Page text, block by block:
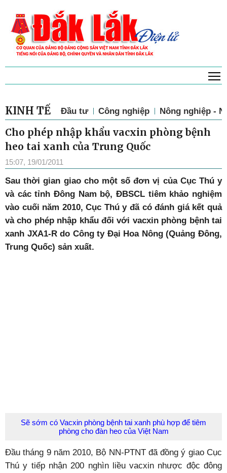
KINH TẾ Đầu tư Công nghiệp Nông nghiệp -
Cho phép nhập khẩu vacxin phòng bệnh
heo tai xanh của Trung Quốc
15:07, 19/01/2011
Sau thời gian giao cho một số đơn vị của Cục Thú y
và các tỉnh Đông Nam bộ, ĐBSCL tiêm khảo nghiệm
vào cuối năm 2010, Cục Thú y đã có đánh giá kết quả
và cho phép nhập khẩu đối với vacxin phòng bệnh tai
xanh JXA1-R do Công ty Đại Hoa Nông (Quảng Đông,
Trung Quốc) sản xuất.
Sẽ sớm có Vacxin phòng bệnh tai xanh phù hợp để tiêm
phòng cho đàn heo của Việt Nam
Đầu tháng 9 năm 2010, Bộ NN-PTNT đã đồng ý giao Cục
Thú y tiếp nhận 200 nghìn liều vacxin nhược độc đông